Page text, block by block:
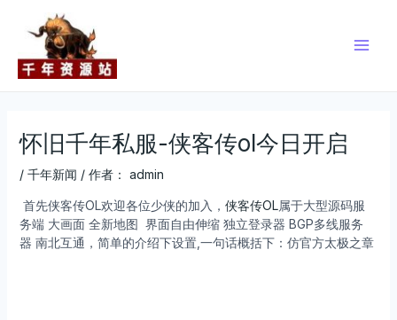
怀旧千年私服-侠客传ol今日开启
/ 千年新闻 / 作者： admin
首先侠客传OL欢迎各位少侠的加入， 侠客传OL属于大型源码服
务端 大画面 全新地图 界面自由伸缩 独立登录器 BGP多线服务
器 南北互通，简单的介绍下设置,一句话概括下：仿官方太极之章
navigation